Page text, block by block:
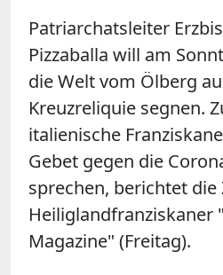
Patriarchatsleiter
Pizzaballa will am
die Welt vom Ölberg
Kreuzreliquie segnen.
italienische
Gebet gegen die
sprechen, berichtet
Heiliglandfranziskaner
Magazine" (Freitag).